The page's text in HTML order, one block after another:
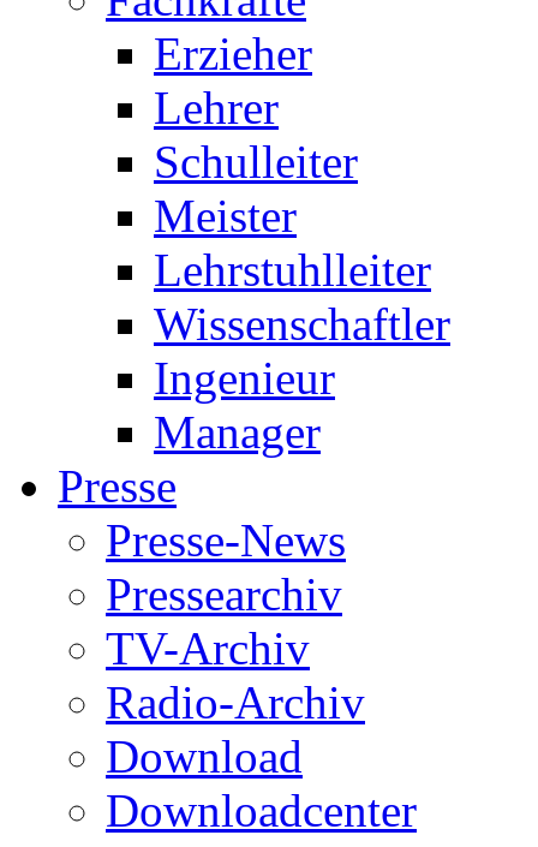
Erzieher
Lehrer
Schulleiter
Meister
Lehrstuhlleiter
Wissenschaftler
Ingenieur
Manager
Presse
Presse-News
Pressearchiv
TV-Archiv
Radio-Archiv
Download
Downloadcenter